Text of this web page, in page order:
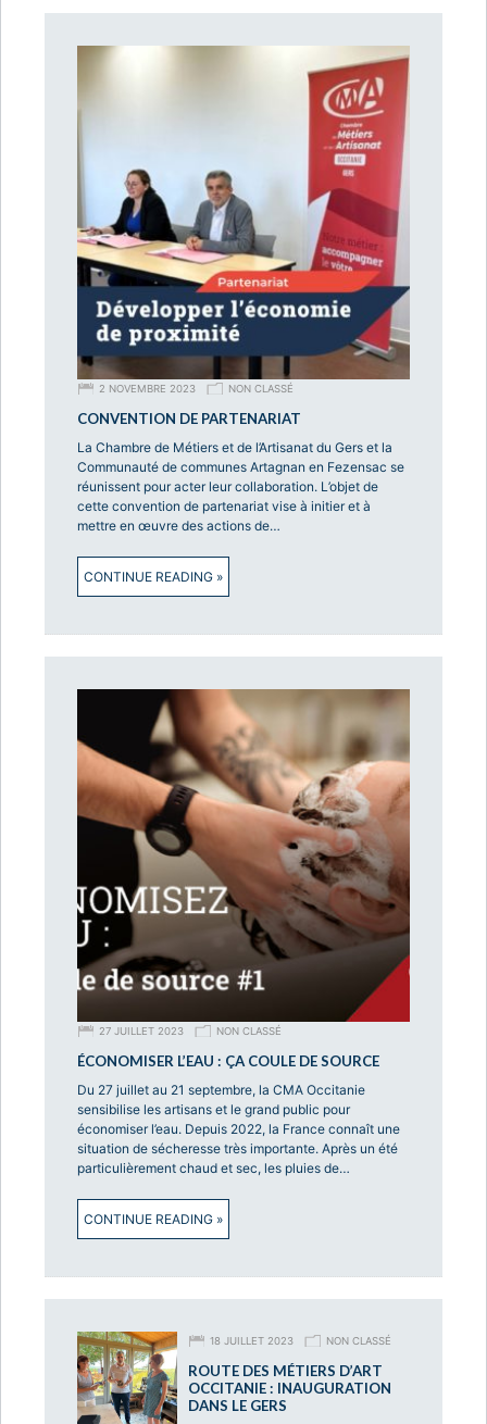
2 NOVEMBRE 2023 NON CLASSÉ
CONVENTION DE PARTENARIAT
La Chambre de Métiers et de l’Artisanat du Gers et la
Communauté de communes Artagnan en Fezensac se
réunissent pour acter leur collaboration. L’objet de
cette convention de partenariat vise à initier et à
mettre en œuvre des actions de…
CONTINUE READING »
27 JUILLET 2023 NON CLASSÉ
ÉCONOMISER L’EAU : ÇA COULE DE SOURCE
Du 27 juillet au 21 septembre, la CMA Occitanie
sensibilise les artisans et le grand public pour
économiser l’eau. Depuis 2022, la France connaît une
situation de sécheresse très importante. Après un été
particulièrement chaud et sec, les pluies de…
CONTINUE READING »
18 JUILLET 2023 NON CLASSÉ
ROUTE DES MÉTIERS D’ART
OCCITANIE : INAUGURATION
DANS LE GERS